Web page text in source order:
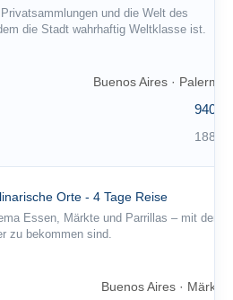
und die Welt des
die Stadt wahrhaftig Weltklasse ist.
Buenos Aires · Palermo
940 €
188 €
Orte - 4 Tage Reise
Essen, Märkte und Parrillas – mit den
zu bekommen sind.
Buenos Aires · Märkte